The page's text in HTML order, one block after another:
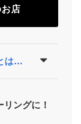
店
は…
ングに！